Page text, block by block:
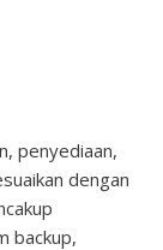
penyediaan,
dengan
backup,